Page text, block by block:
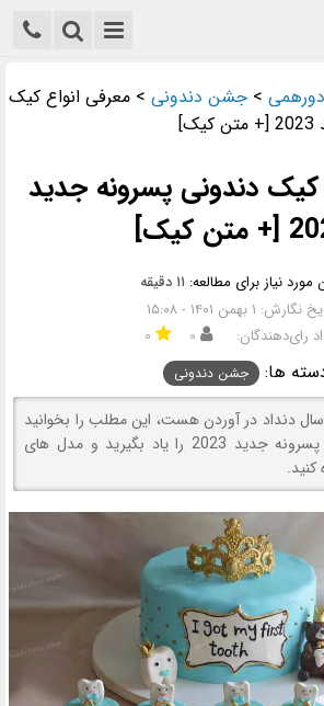
> جشن دندونی > معرفی انواع کیک
کیک دندونی پسرونه جدید
کیک]
مورد نیاز برای مطالعه: ۱۱ دقیقه
۱ بهمن ۱۴۰۱ - ۱۵:۰۸
رای‌دهندگان:
۰ ۰
ها: جشن دندونی
دنداد در آوردن هست، این مطلب را بخوانید
تا انواع کیک دندونی پسرونه جدید 2023 را یاد بگیرید و مدل های